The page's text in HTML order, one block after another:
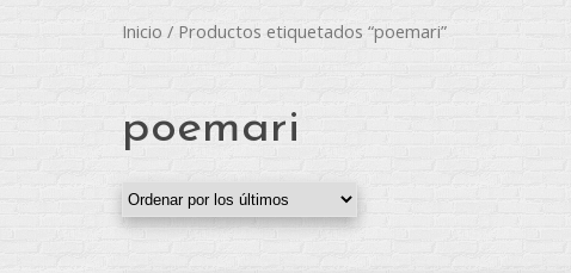
Inicio / Productos etiquetados “poemari”
poemari